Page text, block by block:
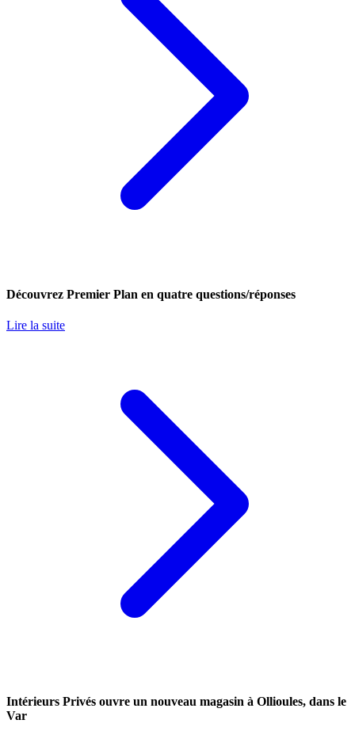
Découvrez Premier Plan en quatre questions/réponses
Lire la suite
Intérieurs Privés ouvre un nouveau magasin à Ollioules, dans le
Var